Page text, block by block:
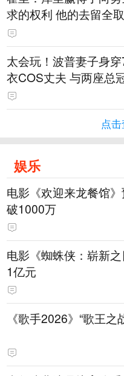
求的权利 他的去留全
太会玩！波普妻子身
衣COS丈夫 与两座总
点
娱乐
电影《欢迎来龙餐馆
破1000万
电影《蜘蛛侠：崭新
1亿元
《歌手2026》“歌王之